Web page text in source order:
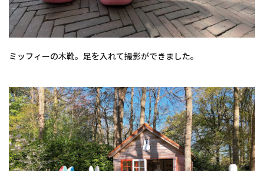
ミッフィーの木靴。足を入れて撮影ができました。